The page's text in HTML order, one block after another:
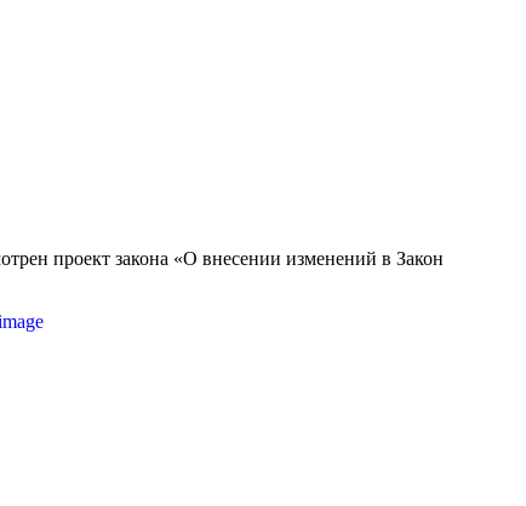
проект закона «О внесении изменений в Закон